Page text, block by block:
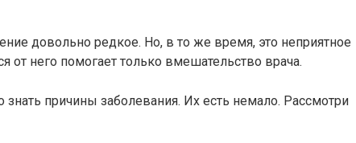
довольно редкое. Но, в то же время, это неприятное
от него помогает только вмешательство врача.
причины заболевания. Их есть немало. Рассмотри